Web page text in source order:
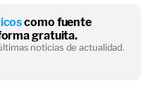
como fuente
gratuita.
noticias de actualidad.